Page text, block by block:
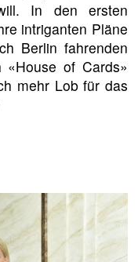
In den ersten
intriganten Pläne
Berlin fahrenden
of Cards»
mehr Lob für das